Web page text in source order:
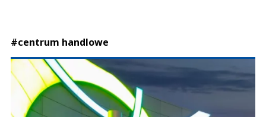
#centrum handlowe